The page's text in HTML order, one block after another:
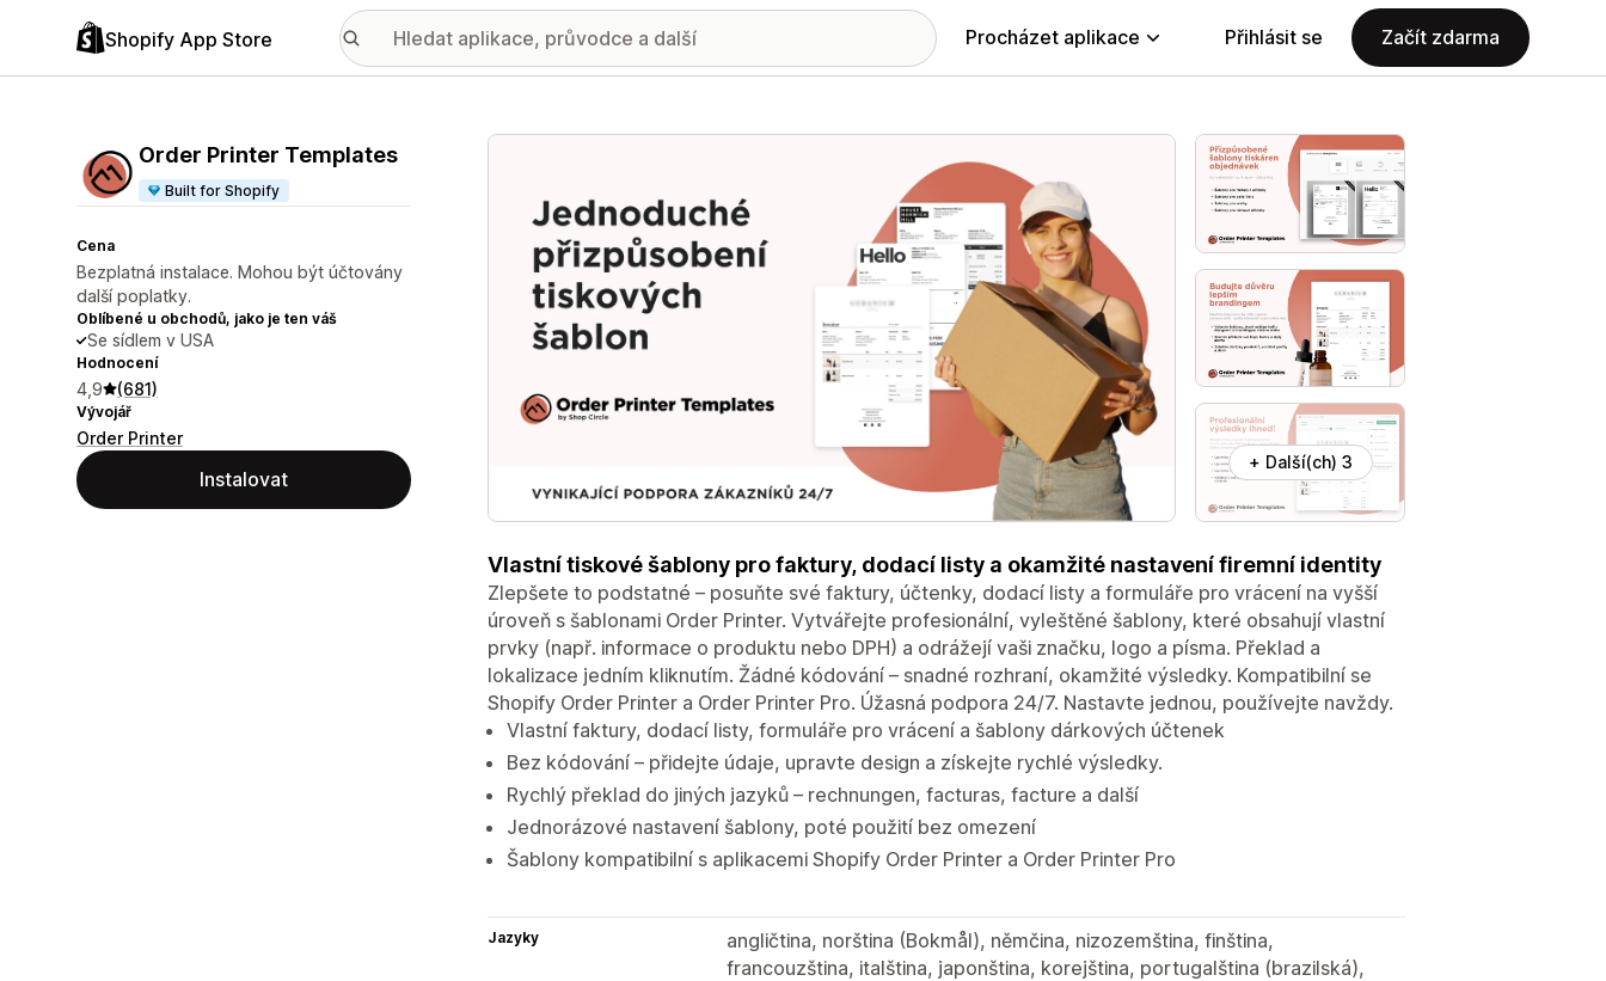
Shopify App Store Procházet aplikace Přihlásit se Začít zdarma
Order Printer Templates
Built for Shopify
Cena
Bezplatná instalace. Mohou být účtovány
další poplatky.
Oblíbené u obchodů, jako je ten váš
Se sídlem v USA
Hodnocení
4,9 (681)
Vývojář
Order Printer
Instalovat
Galerie propagovaných obrázků
+ Další(ch) 3
Vlastní tiskové šablony pro faktury, dodací listy a okamžité nastavení firemní identity
Zlepšete to podstatné – posuňte své faktury, účtenky, dodací listy a formuláře pro vrácení na vyšší
úroveň s šablonami Order Printer. Vytvářejte profesionální, vyleštěné šablony, které obsahují vlastní
prvky (např. informace o produktu nebo DPH) a odrážejí vaši značku, logo a písma. Překlad a
lokalizace jedním kliknutím. Žádné kódování – snadné rozhraní, okamžité výsledky. Kompatibilní se
Shopify Order Printer a Order Printer Pro. Úžasná podpora 24/7. Nastavte jednou, používejte navždy.
Vlastní faktury, dodací listy, formuláře pro vrácení a šablony dárkových účtenek
Bez kódování – přidejte údaje, upravte design a získejte rychlé výsledky.
Rychlý překlad do jiných jazyků – rechnungen, facturas, facture a další
Jednorázové nastavení šablony, poté použití bez omezení
Šablony kompatibilní s aplikacemi Shopify Order Printer a Order Printer Pro
Jazyky
angličtina, norština (Bokmål), němčina, nizozemština, finština,
francouzština, italština, japonština, korejština, portugalština (brazilská),